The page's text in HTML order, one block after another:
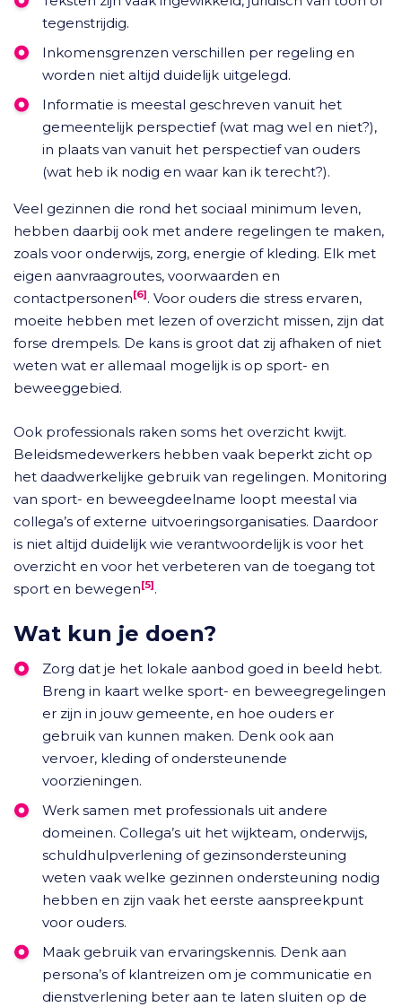
tegenstrijdig.
Inkomensgrenzen verschillen per regeling en
worden niet altijd duidelijk uitgelegd.
Informatie is meestal geschreven vanuit het
gemeentelijk perspectief (wat mag wel en niet?),
in plaats van vanuit het perspectief van ouders
(wat heb ik nodig en waar kan ik terecht?).
Veel gezinnen die rond het sociaal minimum leven,
hebben daarbij ook met andere regelingen te maken,
zoals voor onderwijs, zorg, energie of kleding. Elk met
eigen aanvraagroutes, voorwaarden en
contactpersonen[6]. Voor ouders die stress ervaren,
moeite hebben met lezen of overzicht missen, zijn dat
forse drempels. De kans is groot dat zij afhaken of niet
weten wat er allemaal mogelijk is op sport- en
beweeggebied.
Ook professionals raken soms het overzicht kwijt.
Beleidsmedewerkers hebben vaak beperkt zicht op
het daadwerkelijke gebruik van regelingen. Monitoring
van sport- en beweegdeelname loopt meestal via
collega’s of externe uitvoeringsorganisaties. Daardoor
is niet altijd duidelijk wie verantwoordelijk is voor het
overzicht en voor het verbeteren van de toegang tot
sport en bewegen[5].
Wat kun je doen?
Zorg dat je het lokale aanbod goed in beeld hebt.
Breng in kaart welke sport- en beweegregelingen
er zijn in jouw gemeente, en hoe ouders er
gebruik van kunnen maken. Denk ook aan
vervoer, kleding of ondersteunende
voorzieningen.
Werk samen met professionals uit andere
domeinen. Collega’s uit het wijkteam, onderwijs,
schuldhulpverlening of gezinsondersteuning
weten vaak welke gezinnen ondersteuning nodig
hebben en zijn vaak het eerste aanspreekpunt
voor ouders.
Maak gebruik van ervaringskennis. Denk aan
persona’s of klantreizen om je communicatie en
dienstverlening beter aan te laten sluiten op de